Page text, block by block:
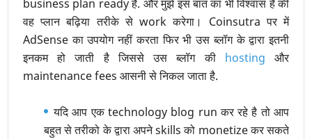
business plan ready है. और मुझे इस बात का भी विश्वास है की
वह प्लान बढ़िया तरीके से work करेगा। Coinsutra पर में
AdSense का उपयोग नहीं करता फिर भी उस ब्लॉग के द्वारा इतनी
इनकम हो जाती है जिससे उस ब्लॉग की hosting और
maintenance fees आसनी से निकल जाता है.
यदि आप एक technology blog run कर रहे है तो आप
बहुत से तरीको के द्वारा अपने skills को monetize कर सकते